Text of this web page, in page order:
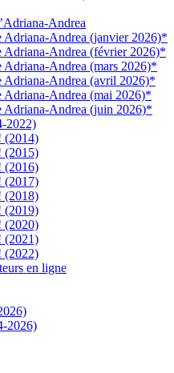
Andrea
Adriana-Andrea (janvier 2026)*
Adriana-Andrea (février 2026)*
Adriana-Andrea (mars 2026)*
Adriana-Andrea (avril 2026)*
Adriana-Andrea (mai 2026)*
Adriana-Andrea (juin 2026)*
2022)
(2014)
(2015)
(2016)
(2017)
(2018)
(2019)
(2020)
(2021)
(2022)
en ligne
2026)